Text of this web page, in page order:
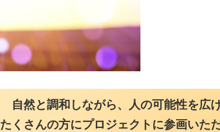
自然と調和しながら、人の可能性を広
たくさんの方にプロジェクトに参画いた